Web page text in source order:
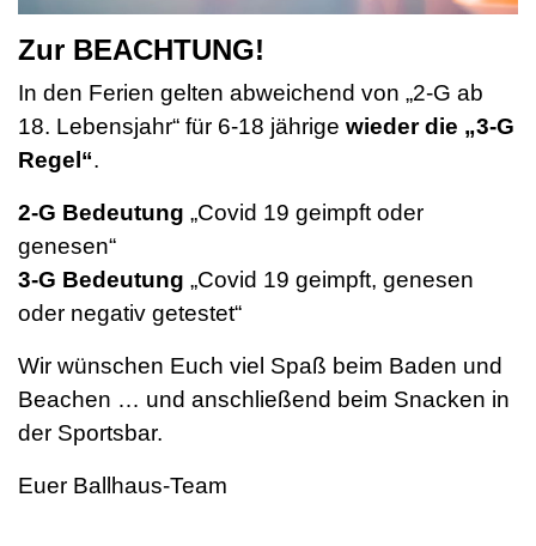
Zur BEACHTUNG!
In den Ferien gelten abweichend von „2-G ab
18. Lebensjahr“ für 6-18 jährige wieder die „3-G
Regel“.
2-G Bedeutung „Covid 19 geimpft oder
genesen“
3-G Bedeutung „Covid 19 geimpft, genesen
oder negativ getestet“
Wir wünschen Euch viel Spaß beim Baden und
Beachen … und anschließend beim Snacken in
der Sportsbar.
Euer Ballhaus-Team